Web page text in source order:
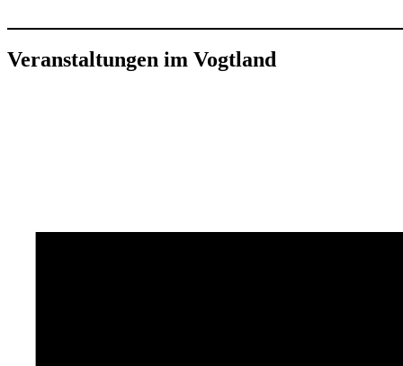
Veranstaltungen im Vogtland